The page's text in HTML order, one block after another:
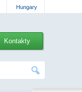
Hungary
Kontakty